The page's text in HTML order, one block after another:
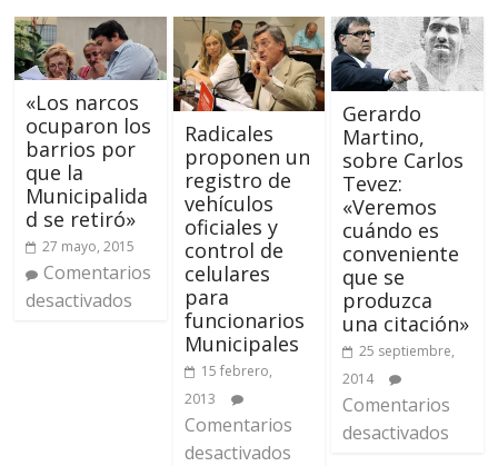
«Los narcos
ocuparon los
barrios por
que la
Municipalida
d se retiró»
27 mayo, 2015
Comentarios
desactivados
Radicales
proponen un
registro de
vehículos
oficiales y
control de
celulares
para
funcionarios
Municipales
15 febrero,
2013
Comentarios
desactivados
Gerardo
Martino,
sobre Carlos
Tevez:
«Veremos
cuándo es
conveniente
que se
produzca
una citación»
25 septiembre,
2014
Comentarios
desactivados